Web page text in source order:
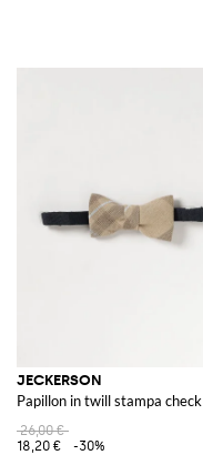
JECKERSON
Papillon in twill stampa check
26,00 €
18,20 €
-30%